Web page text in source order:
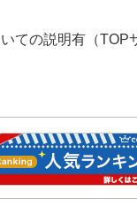
ての説明有（TOP